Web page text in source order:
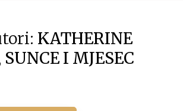
KATHERINE
I MJESEC